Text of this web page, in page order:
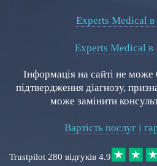
Experts Medical в
Experts Medical в
Інформація на сайті не може
підтвердження діагнозу,
може замінити
Вартість послуг і
Trustpilot 280 відгуків 4.9